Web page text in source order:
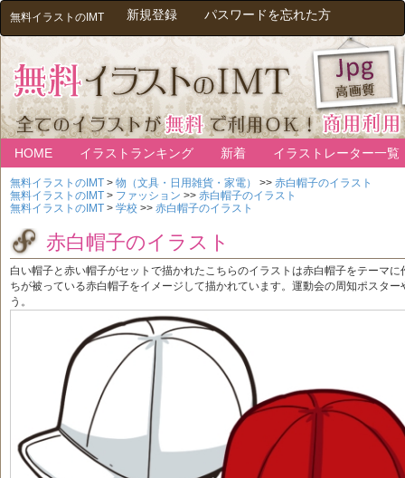
無料イラストのIMT 新規登録 パスワードを忘れた方
HOME イラストランキング 新着 イラストレーター一覧
無料イラストのIMT > 物（文具・日用雑貨・家電） >> 赤白帽子のイラスト
無料イラストのIMT > ファッション >> 赤白帽子のイラスト
無料イラストのIMT > 学校 >> 赤白帽子のイラスト
赤白帽子のイラスト
白い帽子と赤い帽子がセットで描かれたこちらのイラストは赤白帽子をテーマ
ちが被っている赤白帽子をイメージして描かれています。運動会の周知ポスタ
う。